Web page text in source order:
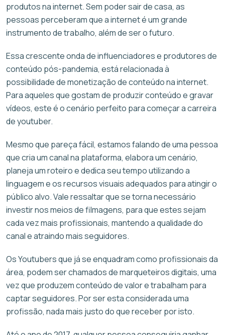
produtos na internet. Sem poder sair de casa, as
pessoas perceberam que a internet é um grande
instrumento de trabalho, além de ser o futuro.
Essa crescente onda de influenciadores e produtores de
conteúdo pós-pandemia, está relacionada à
possibilidade de monetização de conteúdo na internet.
Para aqueles que gostam de produzir conteúdo e gravar
vídeos, este é o cenário perfeito para começar a carreira
de youtuber.
Mesmo que pareça fácil, estamos falando de uma pessoa
que cria um canal na plataforma, elabora um cenário,
planeja um roteiro e dedica seu tempo utilizando a
linguagem e os recursos visuais adequados para atingir o
público alvo. Vale ressaltar que se torna necessário
investir nos meios de filmagens, para que estes sejam
cada vez mais profissionais, mantendo a qualidade do
canal e atraindo mais seguidores.
Os Youtubers que já se enquadram como profissionais da
área, podem ser chamados de marqueteiros digitais, uma
vez que produzem conteúdo de valor e trabalham para
captar seguidores. Por ser esta considerada uma
profissão, nada mais justo do que receber por isto.